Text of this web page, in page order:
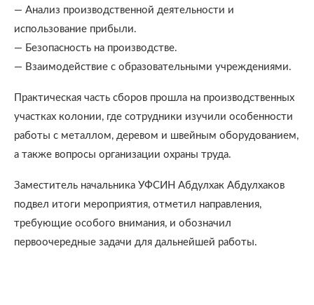
— Анализ производственной деятельности и
использование прибыли.
— Безопасность на производстве.
— Взаимодействие с образовательными учреждениями.
Практическая часть сборов прошла на производственных
участках колонии, где сотрудники изучили особенности
работы с металлом, деревом и швейным оборудованием,
а также вопросы организации охраны труда.
Заместитель начальника УФСИН Абдулхак Абдулхаков
подвел итоги мероприятия, отметил направления,
требующие особого внимания, и обозначил
первоочередные задачи для дальнейшей работы.